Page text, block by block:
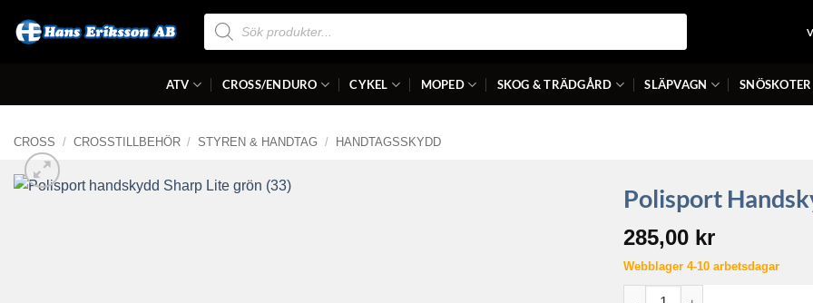
Produktsökning
ATV CROSS/ENDURO CYKEL MOPED SKOG & TRÄDGÅRD SLÄPVAGN SNÖSKOTER
CROSS / CROSSTILLBEHÖR / STYREN & HANDTAG / HANDTAGSSKYDD
Polisport
285,00 kr
Webblager 4-10 arbetsdagar
Polisport handskydd Sharp